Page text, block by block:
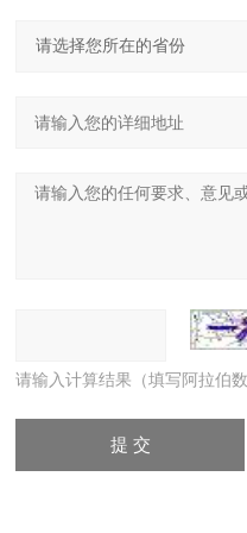
请输入计算结果（填写阿拉伯